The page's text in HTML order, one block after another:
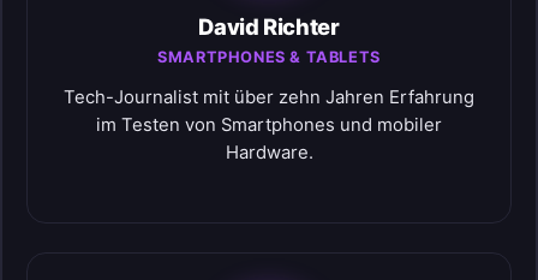
David Richter
SMARTPHONES & TABLETS
Tech-Journalist mit über zehn Jahren Erfahrung
im Testen von Smartphones und mobiler
Hardware.